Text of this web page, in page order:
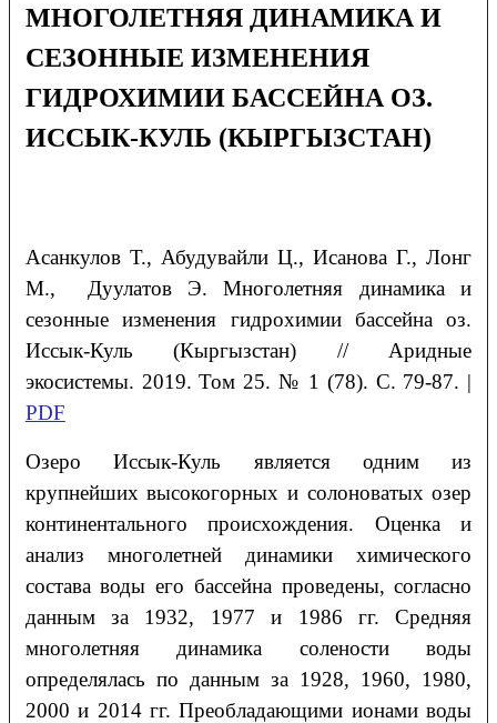
МНОГОЛЕТНЯЯ ДИНАМИКА И
СЕЗОННЫЕ ИЗМЕНЕНИЯ
ГИДРОХИМИИ БАССЕЙНА ОЗ.
ИССЫК-КУЛЬ (КЫРГЫЗСТАН)
Асанкулов Т., Абудувайли Ц., Исанова Г., Лонг
М., Дуулатов Э. Многолетняя динамика и
сезонные изменения гидрохимии бассейна оз.
Иссык-Куль (Кыргызстан) // Аридные
экосистемы. 2019. Том 25. № 1 (78). С. 79-87. |
PDF
Озеро Иссык-Куль является одним из
крупнейших высокогорных и солоноватых озер
континентального происхождения. Оценка и
анализ многолетней динамики химического
состава воды его бассейна проведены, согласно
данным за 1932, 1977 и 1986 гг. Средняя
многолетняя динамика солености воды
определялась по данным за 1928, 1960, 1980,
2000 и 2014 гг. Преобладающими ионами воды